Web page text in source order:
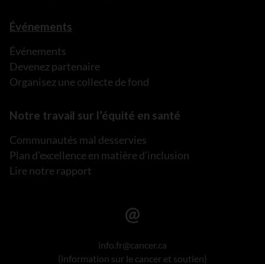
Événements
Événements
Devenez partenaire
Organisez une collecte de fond
Notre travail sur l’équité en santé
Communautés mal desservies
Plan d’excellence en matière d’inclusion
Lire notre rapport
info.fr@cancer.ca
(information sur le cancer et soutien)